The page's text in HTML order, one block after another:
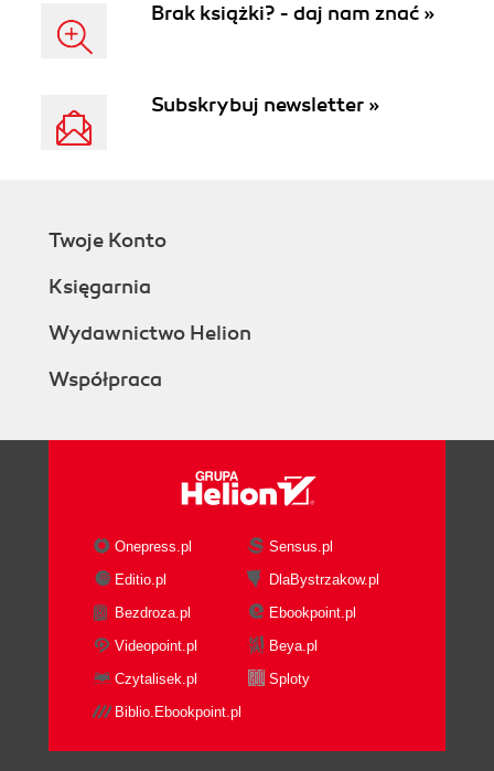
Brak książki? - daj nam znać »
Subskrybuj newsletter »
Twoje Konto
Księgarnia
Wydawnictwo Helion
Współpraca
Onepress.pl
Sensus.pl
Editio.pl
DlaBystrzakow.pl
Bezdroza.pl
Ebookpoint.pl
Videopoint.pl
Beya.pl
Czytalisek.pl
Sploty
Biblio.Ebookpoint.pl